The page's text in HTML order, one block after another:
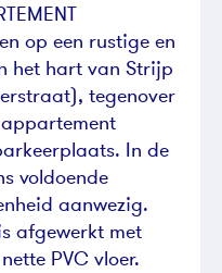
op een rustige en
het hart van Strijp
tegenover
In de
voldoende
aanwezig.
afgewerkt met
PVC vloer.